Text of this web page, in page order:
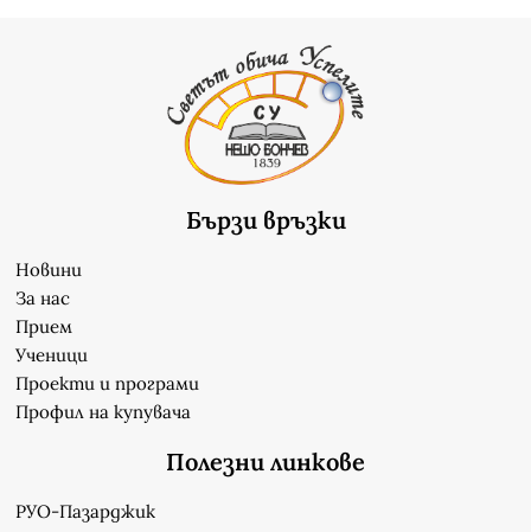
Бързи връзки
Новини
За нас
Прием
Ученици
Проекти и програми
Профил на купувача
Полезни линкове
РУО-Пазарджик